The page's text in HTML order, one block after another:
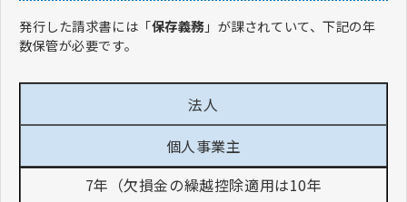
発行した請求書には「保存義務」が課されていて、下記の年
数保管が必要です。
法人
個人事業主
7年（欠損金の繰越控除適用は10年